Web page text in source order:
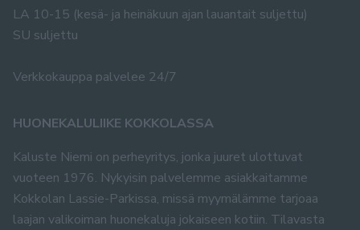
LA 10-15 (kesä- ja heinäkuun ajan lauantait suljettu)
SU suljettu
Verkkokauppa palvelee 24/7
HUONEKALULIIKE KOKKOLASSA
Kaluste Niemi on perheyritys, jonka juuret ulottuvat
vuoteen 1976. Nykyisin palvelemme asiakkaitamme
Kokkolan Lassie-Parkissa, missä myymälämme tarjoaa
laajan valikoiman huonekaluja jokaiseen kotiin. Tilavasta